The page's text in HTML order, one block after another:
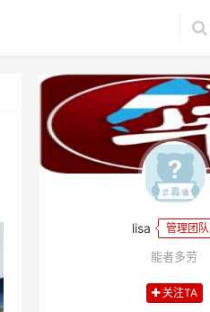
lisa 管理团队
能者多劳
关注TA